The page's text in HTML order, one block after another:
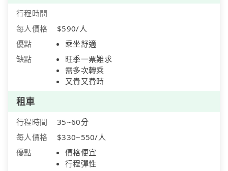
行程時間
每人價格
$590/人
優點
乘坐舒適
缺點
旺季一票難求
需多次轉乘
又貴又費時
租車
行程時間
35~60分
每人價格
$330~550/人
優點
價格便宜
行程彈性